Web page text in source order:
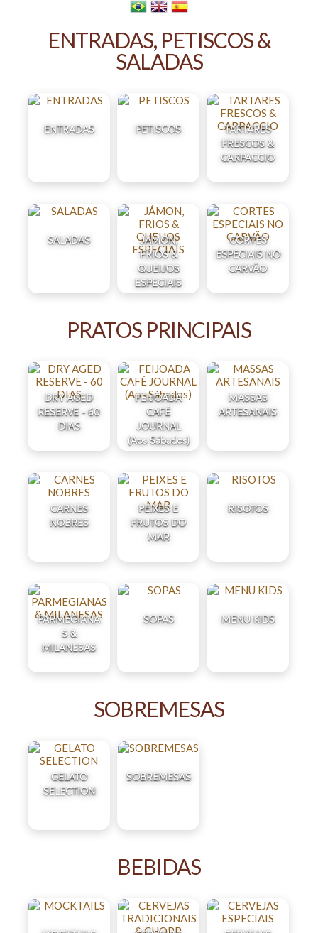
ENTRADAS, PETISCOS &
SALADAS
ENTRADAS PETISCOS
TARTARES
FRESCOS &
CARPACCIO
SALADAS
JÁMON,
FRIOS &
QUEIJOS
ESPECIAIS
CORTES
ESPECIAIS NO
CARVÃO
PRATOS PRINCIPAIS
DRY AGED
RESERVE - 60
DIAS
FEIJOADA
CAFÉ
JOURNAL
(Aos Sábados)
MASSAS
ARTESANAIS
CARNES
NOBRES
PEIXES E
FRUTOS DO
MAR
RISOTOS
PARMEGIANA
S &
MILANESAS
SOPAS MENU KIDS
SOBREMESAS
GELATO
SELECTION
SOBREMESAS
BEBIDAS